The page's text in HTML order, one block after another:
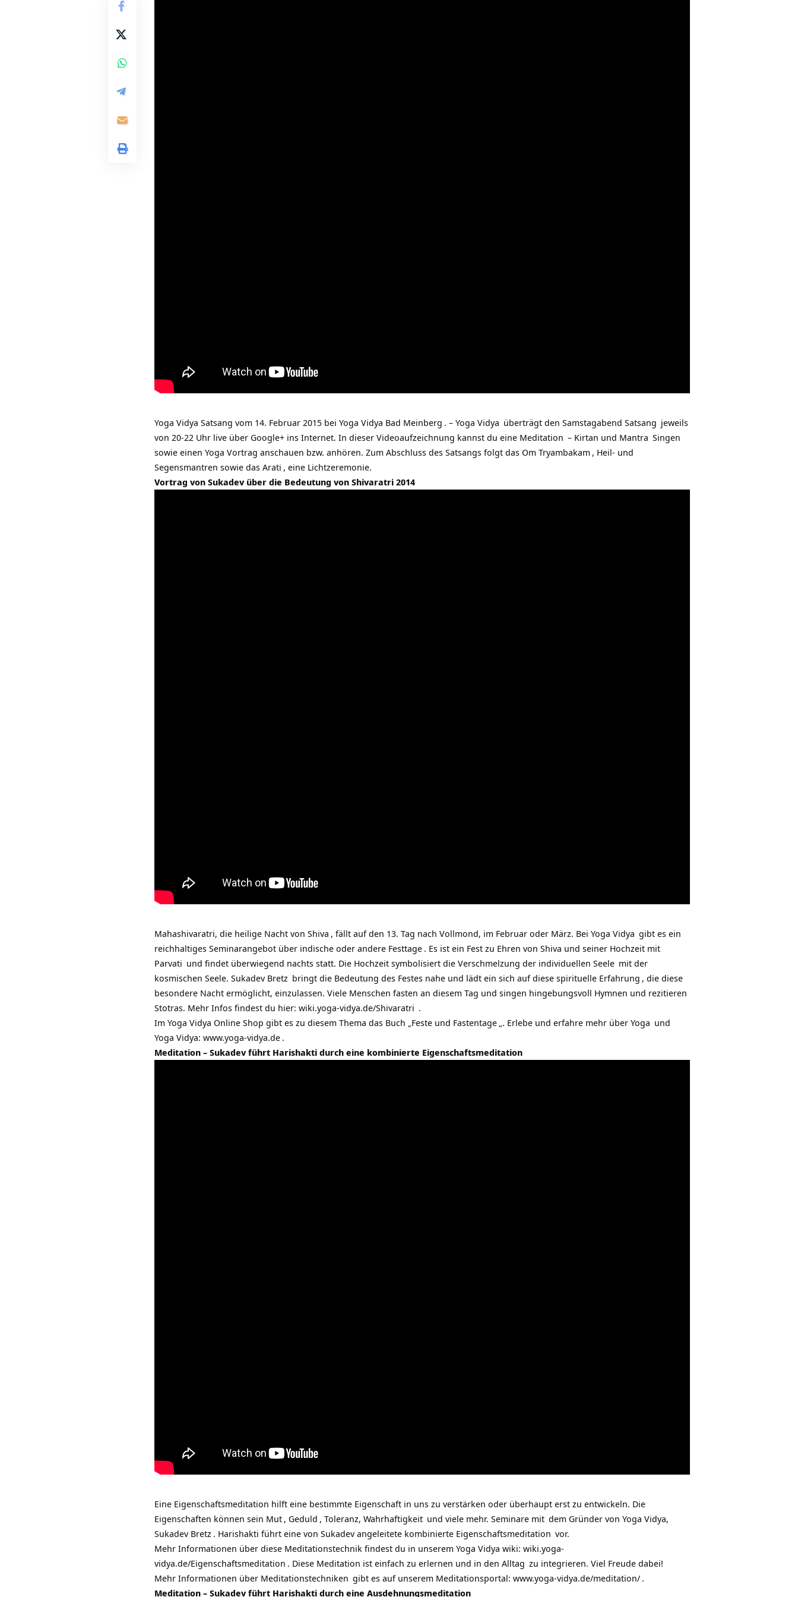
Yoga Vidya Satsang vom 14. Februar 2015 bei Yoga Vidya Bad Meinberg . – Yoga Vidya überträgt den Samstagabend Satsang jeweils
von 20-22 Uhr live über Google+ ins Internet. In dieser Videoaufzeichnung kannst du eine Meditation – Kirtan und Mantra Singen
sowie einen Yoga Vortrag anschauen bzw. anhören. Zum Abschluss des Satsangs folgt das Om Tryambakam , Heil- und
Segensmantren sowie das Arati , eine Lichtzeremonie.
Vortrag von Sukadev über die Bedeutung von Shivaratri 2014
Mahashivaratri, die heilige Nacht von Shiva , fällt auf den 13. Tag nach Vollmond, im Februar oder März. Bei Yoga Vidya gibt es ein
reichhaltiges Seminarangebot über indische oder andere Festtage . Es ist ein Fest zu Ehren von Shiva und seiner Hochzeit mit
Parvati und findet überwiegend nachts statt. Die Hochzeit symbolisiert die Verschmelzung der individuellen Seele mit der
kosmischen Seele. Sukadev Bretz bringt die Bedeutung des Festes nahe und lädt ein sich auf diese spirituelle Erfahrung , die diese
besondere Nacht ermöglicht, einzulassen. Viele Menschen fasten an diesem Tag und singen hingebungsvoll Hymnen und rezitieren
Stotras. Mehr Infos findest du hier: wiki.yoga-vidya.de/Shivaratri .
Im Yoga Vidya Online Shop gibt es zu diesem Thema das Buch „Feste und Fastentage „. Erlebe und erfahre mehr über Yoga und
Yoga Vidya: www.yoga-vidya.de .
Meditation – Sukadev führt Harishakti durch eine kombinierte Eigenschaftsmeditation
Eine Eigenschaftsmeditation hilft eine bestimmte Eigenschaft in uns zu verstärken oder überhaupt erst zu entwickeln. Die
Eigenschaften können sein Mut , Geduld , Toleranz, Wahrhaftigkeit und viele mehr. Seminare mit dem Gründer von Yoga Vidya,
Sukadev Bretz . Harishakti führt eine von Sukadev angeleitete kombinierte Eigenschaftsmeditation vor.
Mehr Informationen über diese Meditationstechnik findest du in unserem Yoga Vidya wiki: wiki.yoga-
vidya.de/Eigenschaftsmeditation . Diese Meditation ist einfach zu erlernen und in den Alltag zu integrieren. Viel Freude dabei!
Mehr Informationen über Meditationstechniken gibt es auf unserem Meditationsportal: www.yoga-vidya.de/meditation/ .
Meditation – Sukadev führt Harishakti durch eine Ausdehnungsmeditation